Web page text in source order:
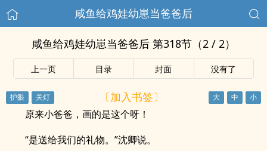
咸鱼给鸡娃幼崽当爸爸后
咸鱼给鸡娃幼崽当爸爸后 第318节（2 / 2）
上一页 目录 封面 没有了
〔加入书签〕
原来小爸爸，画的是这个呀！
“是送给我们的礼物。”沈卿说。